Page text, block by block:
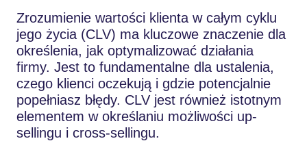
Zrozumienie wartości klienta w całym cyklu
jego życia (CLV) ma kluczowe znaczenie dla
określenia, jak optymalizować działania
firmy. Jest to fundamentalne dla ustalenia,
czego klienci oczekują i gdzie potencjalnie
popełniasz błędy. CLV jest również istotnym
elementem w określaniu możliwości up-
sellingu i cross-sellingu.